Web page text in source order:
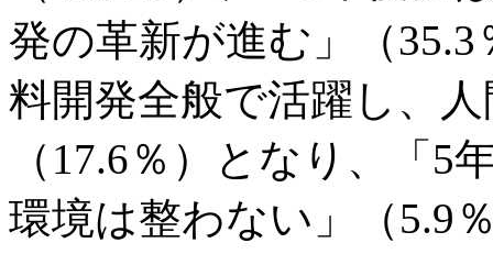
発の革新が進む」（
料開発全般で活躍し、
（17.6％）となり、「
環境は整わない」（5.9